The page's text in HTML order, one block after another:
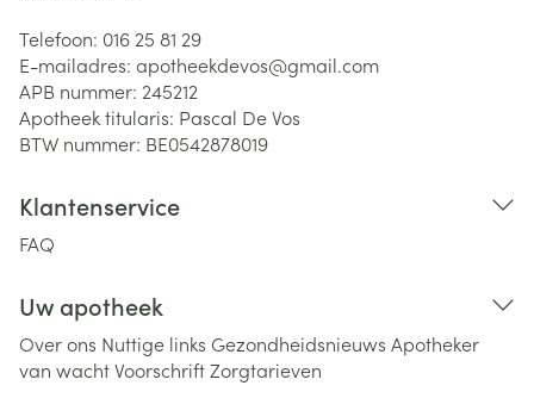
Telefoon: 016 25 81 29
E-mailadres: apotheekdevos@gmail.com
APB nummer: 245212
Apotheek titularis: Pascal De Vos
BTW nummer: BE0542878019
Klantenservice
FAQ
Uw apotheek
Over ons Nuttige links Gezondheidsnieuws Apotheker
van wachtVoorschriftZorgtarieven